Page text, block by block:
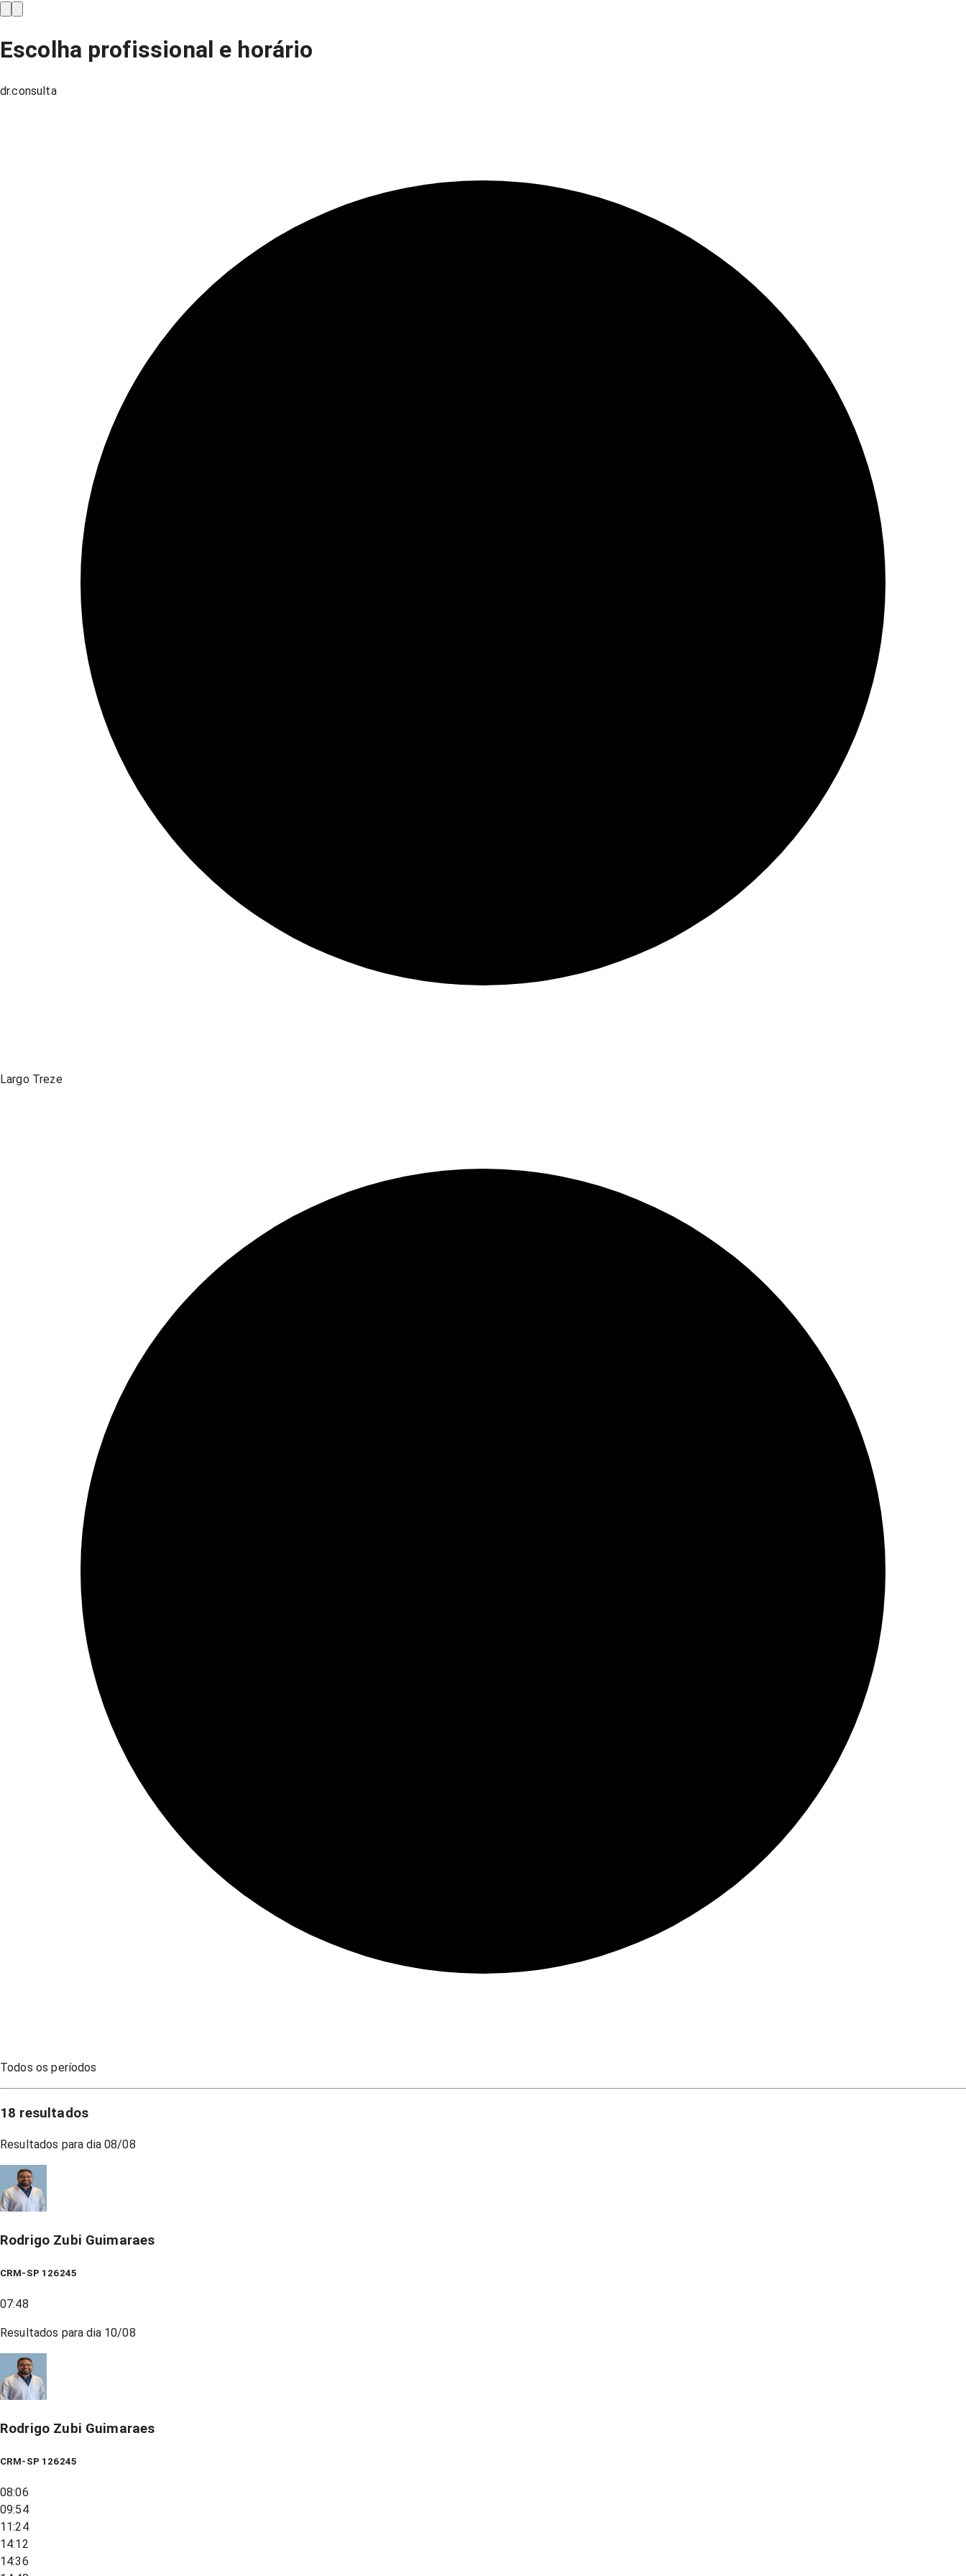
Escolha profissional e horário
dr.consulta
Largo Treze
Todos os períodos
18 resultados
Resultados para dia08/08
Rodrigo Zubi Guimaraes
CRM-SP 126245
07:48
Resultados para dia 10/08
Rodrigo Zubi Guimaraes
CRM-SP 126245
08:06
09:54
11:24
14:12
14:36